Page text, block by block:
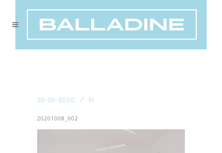
10-10-2020 In
20201008_002